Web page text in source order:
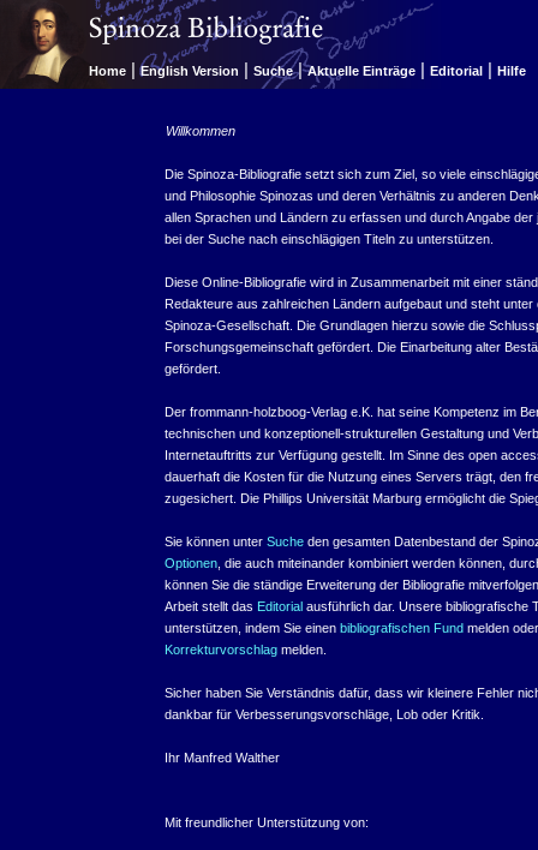
Home | English Version | Suche | Aktuelle Einträge | Editorial | Hilfe
Willkommen
Die Spinoza-Bibliografie setzt sich zum Ziel, so viele
und Philosophie Spinozas und deren Verhältnis zu anderen
allen Sprachen und Ländern zu erfassen und durch Angabe
bei der Suche nach einschlägigen Titeln zu unterstützen.
Diese Online-Bibliografie wird in Zusammenarbeit mit einer
Redakteure aus zahlreichen Ländern aufgebaut und steht
Spinoza-Gesellschaft. Die Grundlagen hierzu sowie die
Forschungsgemeinschaft gefördert. Die Einarbeitung alter
gefördert.
Der frommann-holzboog-Verlag e.K. hat seine Kompetenz im
technischen und konzeptionell-strukturellen Gestaltung und
Internetauftritts zur Verfügung gestellt. Im Sinne des open
dauerhaft die Kosten für die Nutzung eines Servers trägt, den
zugesichert. Die Phillips Universität Marburg ermöglicht die
Sie können unterSuche den gesamten Datenbestand der
Optionen , die auch miteinander kombiniert werden können,
können Sie die ständige Erweiterung der Bibliografie
Arbeit stellt dasEditorial ausführlich dar. Unsere bibliografische
unterstützen, indem Sie einenbibliografischen Fund melden
Korrekturvorschlag melden.
Sicher haben Sie Verständnis dafür, dass wir kleinere Fehler
dankbar für Verbesserungsvorschläge, Lob oder Kritik.
Ihr Manfred Walther
Mit freundlicher Unterstützung von: